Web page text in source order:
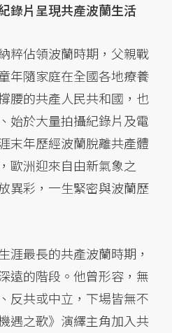
錄片呈現共產波蘭生活
粹佔領波蘭時期，父親戰
年隨家庭在全國各地療養
腰的共產人民共和國，也
始於大量拍攝紀錄片及電
末年歷經波蘭脫離共產體
歐洲迎來自由新氣象之
異彩，一生緊密與波蘭歷
涯最長的共產波蘭時期，
遠的階段。他曾形容，無
反共或中立，下場皆無不
遇之歌》演繹主角加入共